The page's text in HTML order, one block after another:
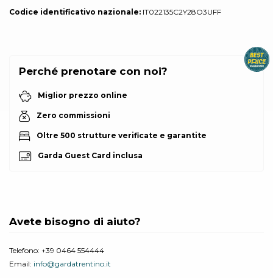
Codice identificativo nazionale: IT022135C2Y28O3UFF
Perché prenotare con noi?
Miglior prezzo online
Zero commissioni
Oltre 500 strutture verificate e garantite
Garda Guest Card inclusa
Avete bisogno di aiuto?
Telefono: +39 0464 554444
Email: info@gardatrentino.it